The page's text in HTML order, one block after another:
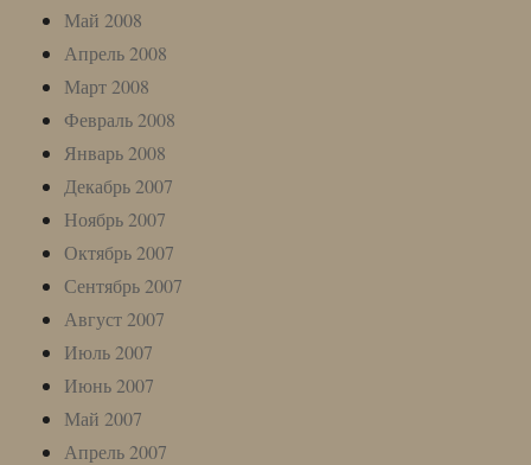
Май 2008
Апрель 2008
Март 2008
Февраль 2008
Январь 2008
Декабрь 2007
Ноябрь 2007
Октябрь 2007
Сентябрь 2007
Август 2007
Июль 2007
Июнь 2007
Май 2007
Апрель 2007